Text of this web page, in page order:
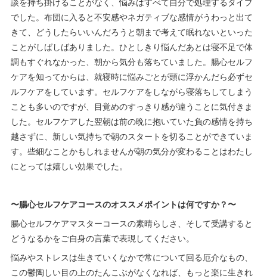
でした。布団に入ると不安感やネガティブな感情がうわっと出て
きて、どうしたらいいんだろうと朝まで考えて眠れないといった
ことがしばしばありました。ひとしきり悩んだあとは寝不足で体
調もすぐれなかった、朝から気分も落ちていました。腸心セルフ
ケアを知ってからは、就寝時に悩みごとが頭に浮かんだら必ずセ
ルフケアをしています。セルフケアをしながら寝落ちしてしまう
ことも多いのですが、目覚めのすっきり感が違うことに気付きま
した。セルフケアした翌朝は前の晩に抱いていた負の感情を持ち
越さずに、新しい気持ちで朝のスタートを切ることができていま
す。些細なことかもしれませんが朝の気分が変わることはわたし
にとっては嬉しい効果でした。
〜腸心セルフケアコースのオススメポイントは何ですか？〜
腸心セルフケアマスターコースの素晴らしさ、そして受講すると
どうなるかをご自身の言葉で表現してください。
悩みやストレスは生きていくなかで常について回る厄介なもの、
この鬱陶しい目の上のたんこぶがなくなれば、もっと楽に生きれ